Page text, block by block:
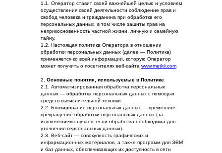
1.1. Оператор ставит своей важнейшей целью и условием
осуществления своей деятельности соблюдение прав и
свобод человека и гражданина при обработке его
персональных данных, в том числе защиты прав на
неприкосновенность частной жизни, личную и семейную
тайну.
1.2. Настоящая политика Оператора в отношении
обработки персональных данных (далее — Политика)
применяется ко всей информации, которую Оператор
может получить о посетителях веб-сайта www.metkii.com
2 . Основные понятия, используемые в Политике
2.1. Автоматизированная обработка персональных
данных — обработка персональных данных с помощью
средств вычислительной техники.
2.2. Блокирование персональных данных — временное
прекращение обработки персональных данных (за
исключением случаев, если обработка необходима для
уточнения персональных данных).
2.3. Веб-сайт — совокупность графических и
информационных материалов, а также программ для ЭВМ
и баз данных, обеспечивающих их доступность в сети